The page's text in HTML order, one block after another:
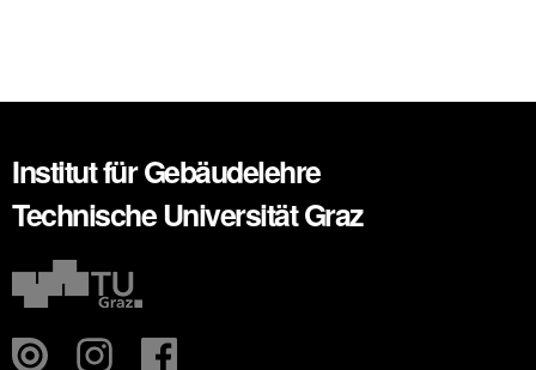
Institut für Gebäudelehre
Technische Universität Graz